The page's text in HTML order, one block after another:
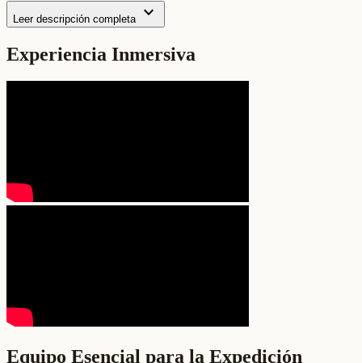
Leer descripción completa expand_more
Experiencia Inmersiva
Equipo Esencial para la Expedición